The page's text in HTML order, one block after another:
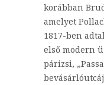
korábban
amelyet
1817-ben
első modern
párizsi,